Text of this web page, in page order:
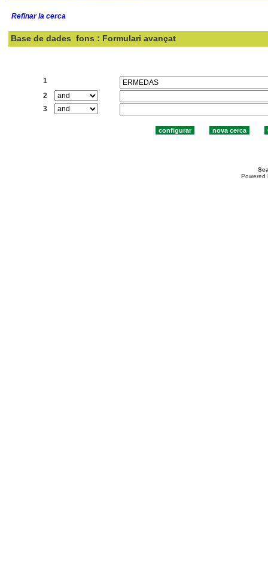
Refinar la cerca
Base de dades fons : Formulari avançat
1
2
3
Powered